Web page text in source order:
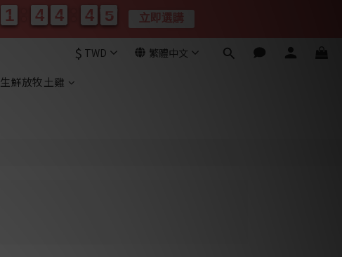
$ TWD 繁體中文
生鮮放牧土雞
1
1
1
1 4
4
4
4 4
4
4
4 4
4
4
4 0
0
3
3
3
3 立即選購